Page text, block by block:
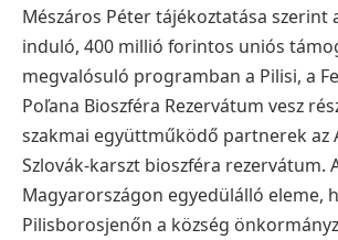
Mészáros Péter tájékoztatása szerint
induló, 400 millió forintos uniós
megvalósuló programban a Pilisi, a
Poľana Bioszféra Rezervátum vesz
szakmai együttműködő partnerek az
Szlovák-karszt bioszféra rezervátum.
Magyarországon egyedülálló eleme,
Pilisborosjenőn a község